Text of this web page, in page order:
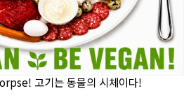
고기는 동물의 시체이다!